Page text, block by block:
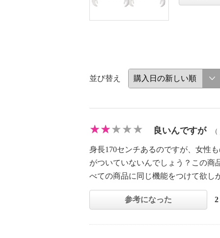
並び替え
良いんですが （
身長170センチあるのですが、女性
がついていないんでしょう？この商
べての商品に同じ機能をつけて欲し
参考になった